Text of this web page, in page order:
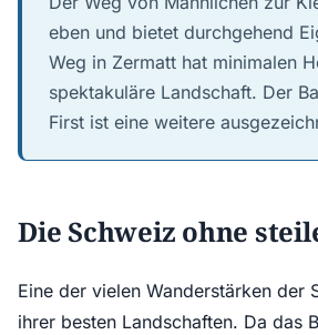
eben und bietet durchgehend
Weg in Zermatt hat minimalen
spektakuläre Landschaft. Der
First ist eine weitere
Die Schweiz ohne
Eine der vielen Wanderstärken der
ihrer besten Landschaften. Da das